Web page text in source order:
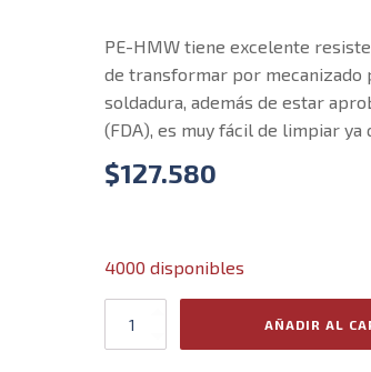
PE-HMW tiene excelente
de transformar por mecanizado
soldadura, además de estar
(FDA), es muy fácil de limpiar ya
$127.580
4000 disponibles
Barra
AÑADIR AL